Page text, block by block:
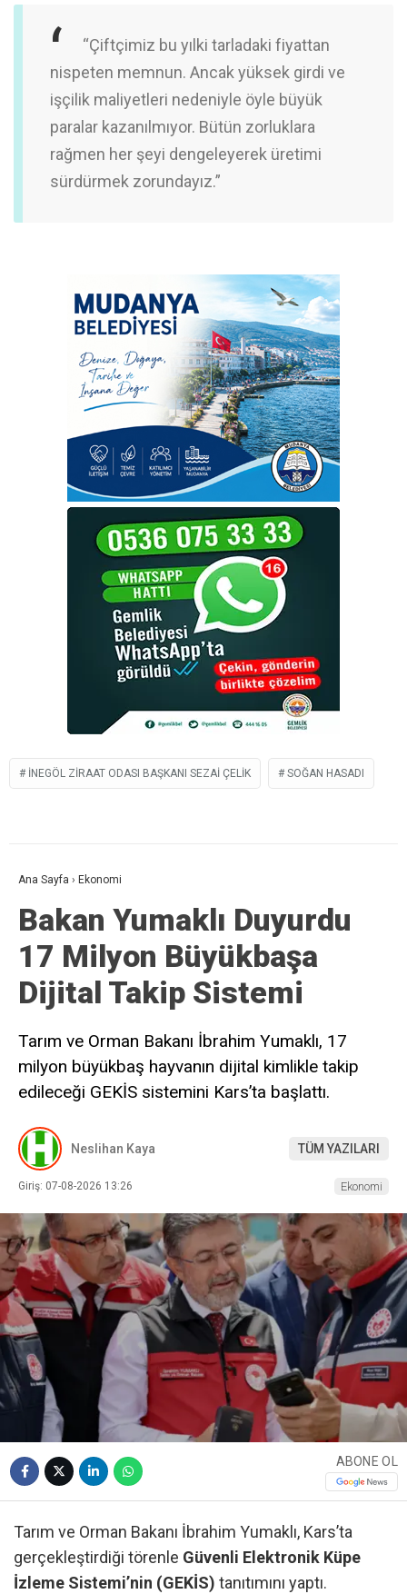
“Çiftçimiz bu yılki tarladaki fiyattan
nispeten memnun. Ancak yüksek girdi ve
işçilik maliyetleri nedeniyle öyle büyük
paralar kazanılmıyor. Bütün zorluklara
rağmen her şeyi dengeleyerek üretimi
sürdürmek zorundayız.”
İNEGÖL ZIRAAT ODASI BAŞKANI SEZAI ÇELIK SOĞAN HASADI
Ana Sayfa › Ekonomi
Bakan Yumaklı Duyurdu
17 Milyon Büyükbaşa
Dijital Takip Sistemi
Tarım ve Orman Bakanı İbrahim Yumaklı, 17
milyon büyükbaş hayvanın dijital kimlikle takip
edileceği GEKİS sistemini Kars’ta başlattı.
Neslihan Kaya TÜM YAZILARI
Giriş: 07-08-2026 13:26 Ekonomi
ABONE OL
Tarım ve Orman Bakanı İbrahim Yumaklı, Kars’ta
gerçekleştirdiği törenle Güvenli Elektronik Küpe
İzleme Sistemi’nin (GEKİS) tanıtımını yaptı.